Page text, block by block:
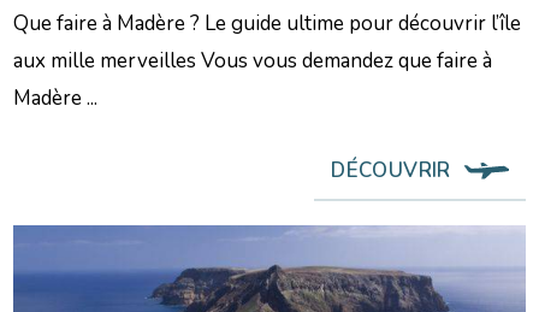
Que faire à Madère ? Le guide ultime pour découvrir l’île
aux mille merveilles Vous vous demandez que faire à
Madère ...
DÉCOUVRIR